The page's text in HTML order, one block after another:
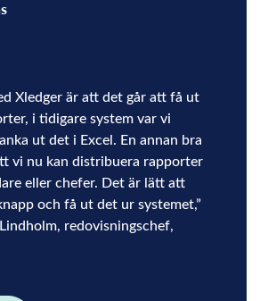
Xledger är att det går att få ut
i tidigare system var vi
ut det i Excel. En annan bra
vi nu kan distribuera rapporter
eller chefer. Det är lätt att
och få ut det ur systemet,”
redovisningschef,